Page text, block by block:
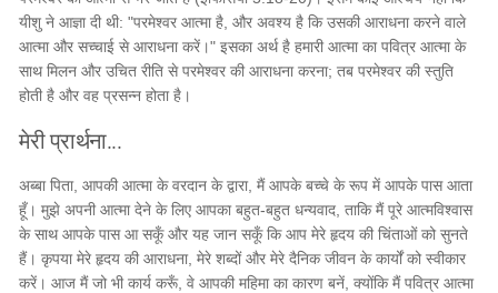
यीशु ने आज्ञा दी थी: "परमेश्वर आत्मा है, और अवश्य है कि उसकी आराधना करने वाले
आत्मा और सच्चाई से आराधना करें।" इसका अर्थ है हमारी आत्मा का पवित्र आत्मा के
साथ मिलन और उचित रीति से परमेश्वर की आराधना करना; तब परमेश्वर की स्तुति
होती है और वह प्रसन्न होता है।
मेरी प्रार्थना...
अब्बा पिता, आपकी आत्मा के वरदान के द्वारा, मैं आपके बच्चे के रूप में आपके पास आता
हूँ। मुझे अपनी आत्मा देने के लिए आपका बहुत-बहुत धन्यवाद, ताकि मैं पूरे आत्मविश्वास
के साथ आपके पास आ सकूँ और यह जान सकूँ कि आप मेरे हृदय की चिंताओं को सुनते
हैं। कृपया मेरे हृदय की आराधना, मेरे शब्दों और मेरे दैनिक जीवन के कार्यों को स्वीकार
करें। आज मैं जो भी कार्य करूँ, वे आपकी महिमा का कारण बनें, क्योंकि मैं पवित्र आत्मा